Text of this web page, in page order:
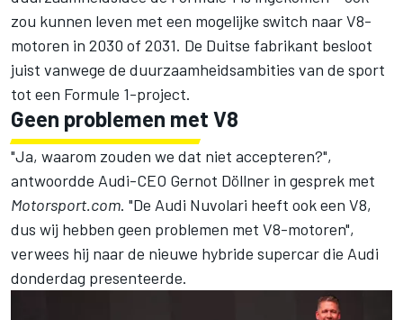
zou kunnen leven met een mogelijke switch naar V8-
motoren in 2030 of 2031. De Duitse fabrikant besloot
juist vanwege de duurzaamheidsambities van de sport
tot een Formule 1-project.
Geen problemen met V8
"Ja, waarom zouden we dat niet accepteren?",
antwoordde Audi-CEO Gernot Döllner in gesprek met
Motorsport.com. "De Audi Nuvolari heeft ook een V8,
dus wij hebben geen problemen met V8-motoren",
verwees hij naar de nieuwe hybride supercar die Audi
donderdag presenteerde.